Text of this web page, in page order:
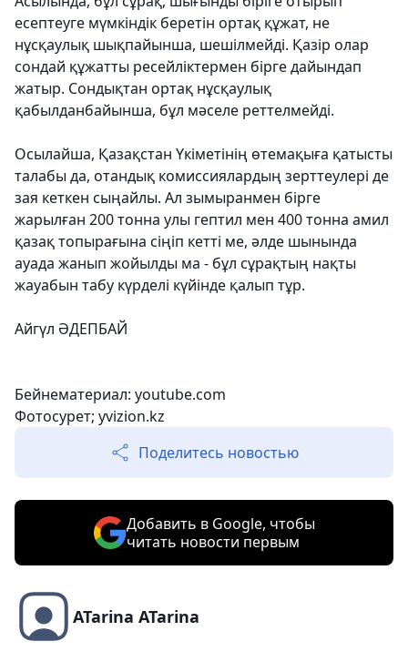
есептеуге мүмкіндік беретін ортақ құжат, не
нұсқаулық шықпайынша, шешілмейді. Қазір олар
сондай құжатты ресейліктермен бірге дайындап
жатыр. Сондықтан ортақ нұсқаулық
қабылданбайынша, бұл мәселе реттелмейді.
Осылайша, Қазақстан Үкіметінің өтемақыға қатысты
талабы да, отандық комиссиялардың зерттеулері де
зая кеткен сыңайлы. Ал зымыранмен бірге
жарылған 200 тонна улы гептил мен 400 тонна амил
қазақ топырағына сіңіп кетті ме, әлде шынында
ауада жанып жойылды ма - бұл сұрақтың нақты
жауабын табу күрделі күйінде қалып тұр.
Айгүл ӘДЕПБАЙ
Бейнематериал: youtube.com
Фотосурет; yvizion.kz
Поделитесь новостью
Добавить в Google, чтобы
читать новости первым
ATarina ATarina